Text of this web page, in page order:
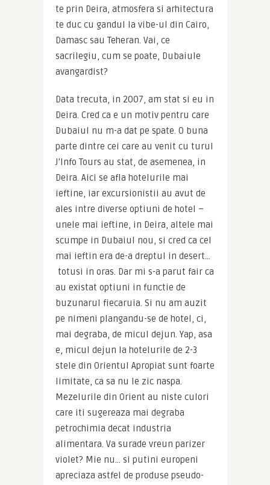
te prin Deira, atmosfera si arhitectura
te duc cu gandul la vibe-ul din Cairo,
Damasc sau Teheran. Vai, ce
sacrilegiu, cum se poate, Dubaiule
avangardist?
Data trecuta, in 2007, am stat si eu in
Deira. Cred ca e un motiv pentru care
Dubaiul nu m-a dat pe spate. O buna
parte dintre cei care au venit cu turul
J’Info Tours au stat, de asemenea, in
Deira. Aici se afla hotelurile mai
ieftine, iar excursionistii au avut de
ales intre diverse optiuni de hotel –
unele mai ieftine, in Deira, altele mai
scumpe in Dubaiul nou, si cred ca cel
mai ieftin era de-a dreptul in desert…
totusi in oras. Dar mi s-a parut fair ca
au existat optiuni in functie de
buzunarul fiecaruia. Si nu am auzit
pe nimeni plangandu-se de hotel, ci,
mai degraba, de micul dejun. Yap, asa
e, micul dejun la hotelurile de 2-3
stele din Orientul Apropiat sunt foarte
limitate, ca sa nu le zic naspa.
Mezelurile din Orient au niste culori
care iti sugereaza mai degraba
petrochimia decat industria
alimentara. Va surade vreun parizer
violet? Mie nu… si putini europeni
apreciaza astfel de produse pseudo-